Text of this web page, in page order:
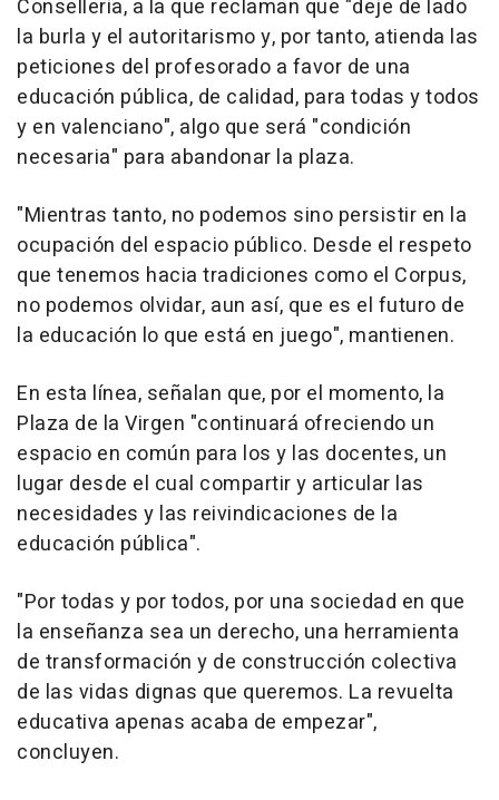
Conselleria, a la que reclaman que "deje de lado
la burla y el autoritarismo y, por tanto, atienda las
peticiones del profesorado a favor de una
educación pública, de calidad, para todas y todos
y en valenciano", algo que será "condición
necesaria" para abandonar la plaza.
"Mientras tanto, no podemos sino persistir en la
ocupación del espacio público. Desde el respeto
que tenemos hacia tradiciones como el Corpus,
no podemos olvidar, aun así, que es el futuro de
la educación lo que está en juego", mantienen.
En esta línea, señalan que, por el momento, la
Plaza de la Virgen "continuará ofreciendo un
espacio en común para los y las docentes, un
lugar desde el cual compartir y articular las
necesidades y las reivindicaciones de la
educación pública".
"Por todas y por todos, por una sociedad en que
la enseñanza sea un derecho, una herramienta
de transformación y de construcción colectiva
de las vidas dignas que queremos. La revuelta
educativa apenas acaba de empezar",
concluyen.